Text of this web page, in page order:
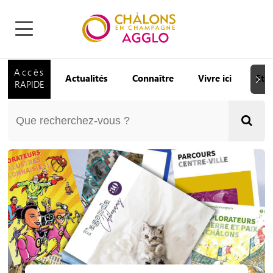
Accès
RAPIDE
Actualités Connaître Vivre ici